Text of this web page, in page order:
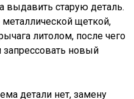
выдавить старую деталь.
металлической щеткой,
литолом, после чего
новый
детали нет, замену